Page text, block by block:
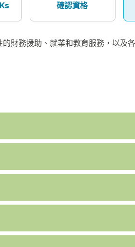
確認資格​​
財務援助、就業和教育服務，以及